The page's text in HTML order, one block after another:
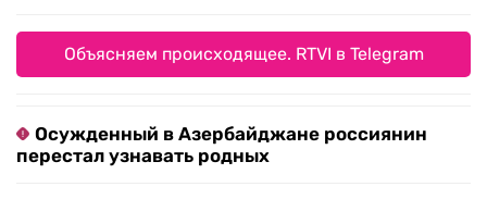
Объясняем происходящее. RTVI в Telegram
Осужденный в Азербайджане россиянин
перестал узнавать родных